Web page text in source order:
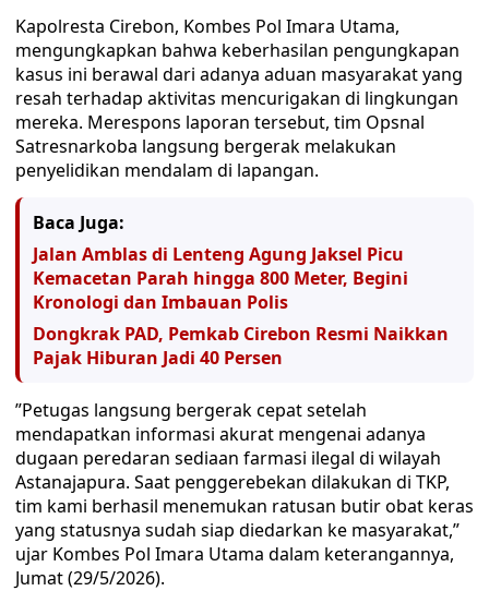
​Kapolresta Cirebon, Kombes Pol Imara Utama,
mengungkapkan bahwa keberhasilan pengungkapan
kasus ini berawal dari adanya aduan masyarakat yang
resah terhadap aktivitas mencurigakan di lingkungan
mereka. Merespons laporan tersebut, tim Opsnal
Satresnarkoba langsung bergerak melakukan
penyelidikan mendalam di lapangan.
Baca Juga:
Jalan Amblas di Lenteng Agung Jaksel Picu
Kemacetan Parah hingga 800 Meter, Begini
Kronologi dan Imbauan Polis
Dongkrak PAD, Pemkab Cirebon Resmi Naikkan
Pajak Hiburan Jadi 40 Persen
​”Petugas langsung bergerak cepat setelah
mendapatkan informasi akurat mengenai adanya
dugaan peredaran sediaan farmasi ilegal di wilayah
Astanajapura. Saat penggerebekan dilakukan di TKP,
tim kami berhasil menemukan ratusan butir obat keras
yang statusnya sudah siap diedarkan ke masyarakat,”
ujar Kombes Pol Imara Utama dalam keterangannya,
Jumat (29/5/2026).